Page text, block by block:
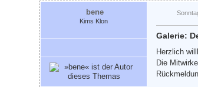
bene
Kims Klon
Galerie:
Herzlich
Die